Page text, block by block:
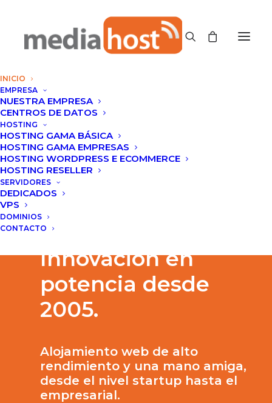
INICIO
EMPRESA
NUESTRA EMPRESA
CENTROS DE DATOS
HOSTING
HOSTING GAMA BÁSICA
HOSTING GAMA EMPRESAS
HOSTING WORDPRESS E ECOMMERCE
HOSTING RESELLER
SERVIDORES
DEDICADOS
VPS
DOMINIOS
CONTACTO
Innovación en
potencia desde
2005.
Alojamiento web de alto
rendimiento y una mano amiga,
desde el nivel startup hasta el
empresarial.